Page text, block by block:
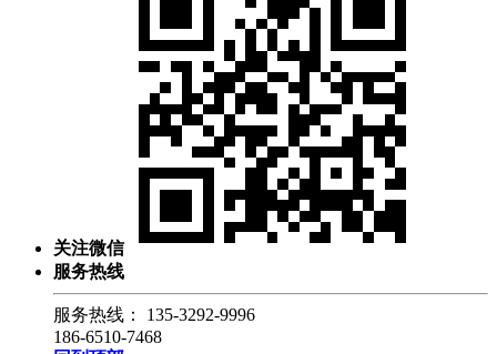
关注微信
服务热线
服务热线：
135-3292-9996
186-6510-7468